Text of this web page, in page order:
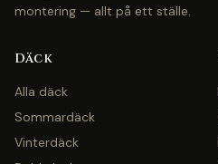
montering — allt på ett ställe.
Däck
Alla däck
Sommardäck
Vinterdäck